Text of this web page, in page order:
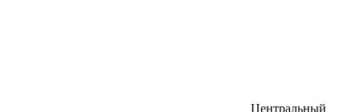
Центральный